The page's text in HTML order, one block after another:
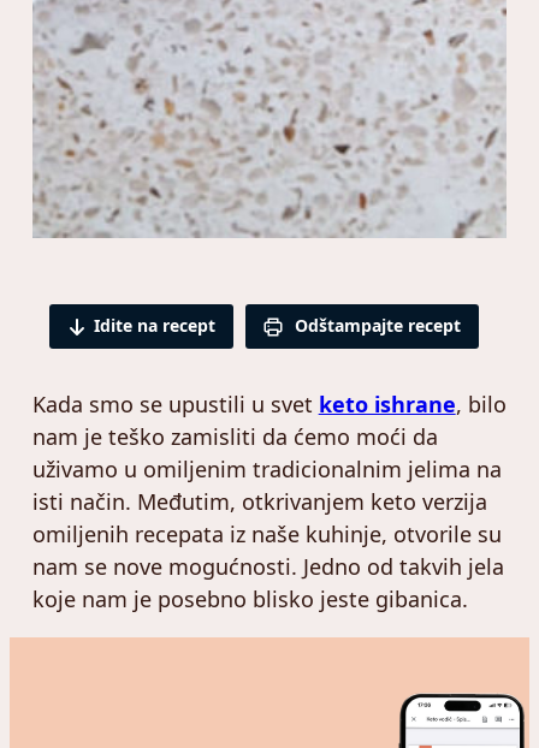
Idite na recept Odštampajte recept
Kada smo se upustili u svet keto ishrane, bilo
nam je teško zamisliti da ćemo moći da
uživamo u omiljenim tradicionalnim jelima na
isti način. Međutim, otkrivanjem keto verzija
omiljenih recepata iz naše kuhinje, otvorile su
nam se nove mogućnosti. Jedno od takvih jela
koje nam je posebno blisko jeste gibanica.